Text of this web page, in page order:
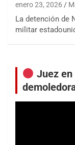
enero 23, 2026
La detención de
militar
Juez en